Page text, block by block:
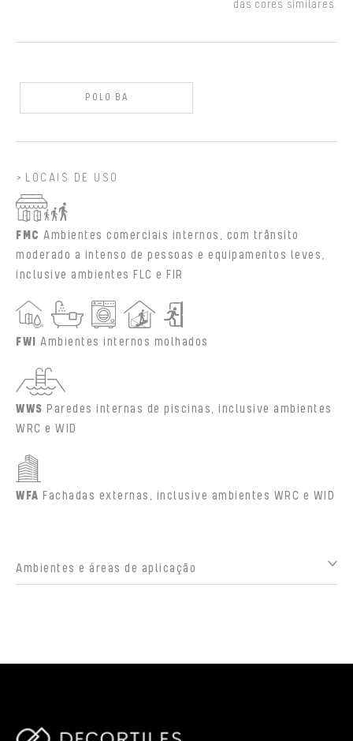
das cores similares.
POLO BA
LOCAIS DE USO
FMC Ambientes comerciais internos, com trânsito
moderado a intenso de pessoas e equipamentos leves,
inclusive ambientes FLC e FIR
FWI Ambientes internos molhados
WWS Paredes internas de piscinas, inclusive ambientes
WRC e WID
WFA Fachadas externas, inclusive ambientes WRC e WID
Ambientes e áreas de aplicação